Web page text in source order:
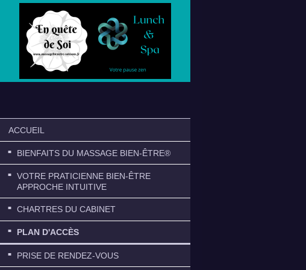
ACCUEIL
BIENFAITS DU MASSAGE BIEN-ÊTRE®
VOTRE PRATICIENNE BIEN-ÊTRE
APPROCHE INTUITIVE
CHARTRES DU CABINET
PLAN D'ACCÈS
PRISE DE RENDEZ-VOUS